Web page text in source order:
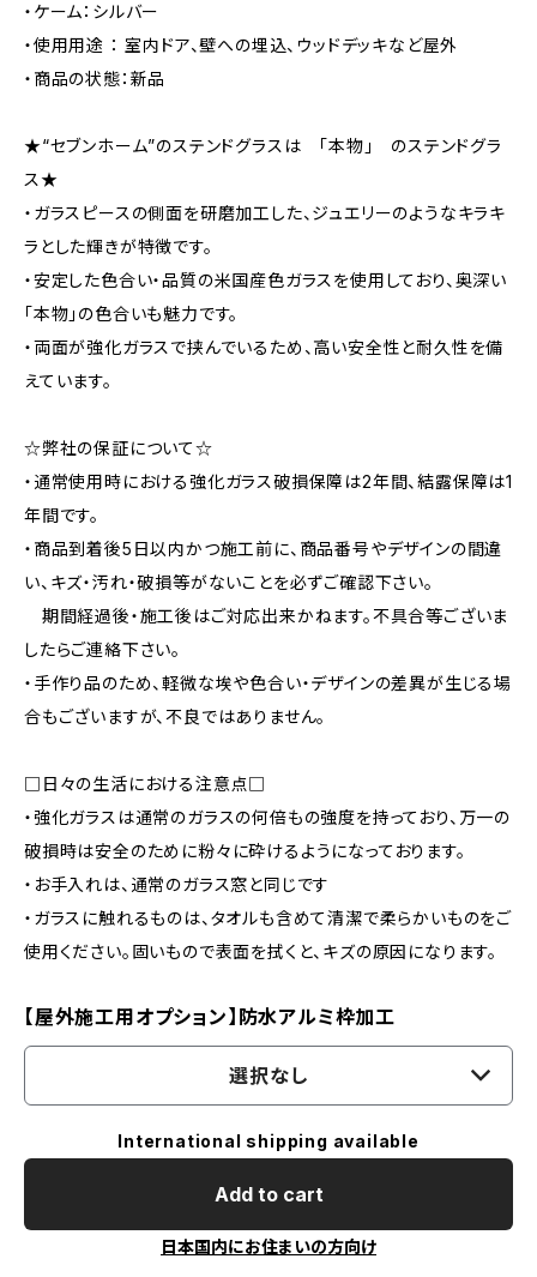
・ケーム：シルバー
・使用用途 ： 室内ドア、壁への埋込、ウッドデッキなど屋外
・商品の状態：新品
★“セブンホーム”のステンドグラスは 「本物」 のステンドグラ
ス★
・ガラスピースの側面を研磨加工した、ジュエリーのようなキラキ
ラとした輝きが特徴です。
・安定した色合い・品質の米国産色ガラスを使用しており、奥深い
「本物」の色合いも魅力です。
・両面が強化ガラスで挟んでいるため、高い安全性と耐久性を備
えています。
☆弊社の保証について☆
・通常使用時における強化ガラス破損保障は2年間、結露保障は1
年間です。
・商品到着後5日以内かつ施工前に、商品番号やデザインの間違
い、キズ・汚れ・破損等がないことを必ずご確認下さい。
期間経過後・施工後はご対応出来かねます。不具合等ございま
したらご連絡下さい。
・手作り品のため、軽微な埃や色合い・デザインの差異が生じる場
合もございますが、不良ではありません。
□日々の生活における注意点□
・強化ガラスは通常のガラスの何倍もの強度を持っており、万一の
破損時は安全のために粉々に砕けるようになっております。
・お手入れは、通常のガラス窓と同じです
・ガラスに触れるものは、タオルも含めて清潔で柔らかいものをご
使用ください。固いもので表面を拭くと、キズの原因になります。
【屋外施工用オプション】防水アルミ枠加工
選択なし
International shipping available
Add to cart
日本国内にお住まいの方向け